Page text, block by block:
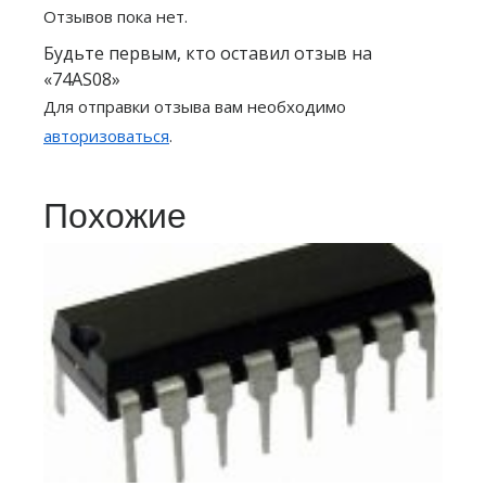
Отзывов пока нет.
Будьте первым, кто оставил отзыв на
«74AS08»
Для отправки отзыва вам необходимо
авторизоваться.
Похожие